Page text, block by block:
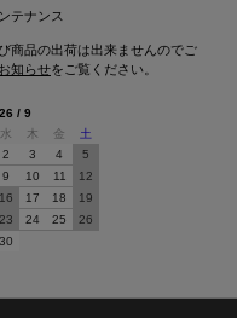
テナンス
商品の出荷は出来ませんのでご
知らせをご覧ください。
/ 9
水 木 金
土
2 3 4
5
9 10 11
12
16 17 18
19
23 24 25
26
30